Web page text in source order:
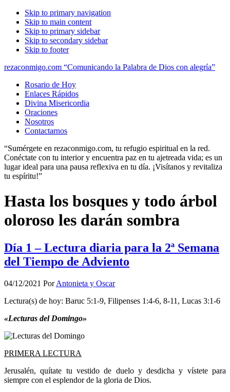
Skip to primary navigation
Skip to main content
Skip to primary sidebar
Skip to secondary sidebar
Skip to footer
rezaconmigo.com “Comunicando la Palabra de Dios con alegría”
Rosario de Hoy
Enlaces Rápidos
Divina Misericordia
Oraciones
Nosotros
Contactarnos
“Sumérgete en rezaconmigo.com, tu refugio espiritual en la red.
Conéctate con tu interior y encuentra paz en tu ajetreada vida; es un
lugar ideal para una pausa reflexiva en tu día. ¡Visítanos y revitaliza
tu espíritu!”
Hasta los bosques y todo árbol
oloroso les darán sombra
Día 1 – Lectura diaria para la 2ª Semana
del Tiempo de Adviento
04/12/2021 PorAntonieta y Oscar
Lectura(s) de hoy: Baruc 5:1-9, Filipenses 1:4-6, 8-11, Lucas 3:1-6
«Lecturas del Domingo»
PRIMERA LECTURA
Jerusalén, quítate tu vestido de duelo y desdicha y vístete para
siempre con el esplendor de la gloria de Dios.